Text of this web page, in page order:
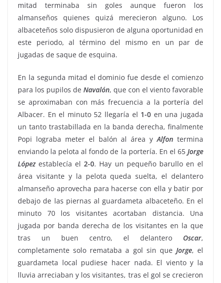
mitad terminaba sin goles aunque fueron los
almanseños quienes quizá merecieron alguno. Los
albaceteños solo dispusieron de alguna oportunidad en
este periodo, al término del mismo en un par de
jugadas de saque de esquina.
En la segunda mitad el dominio fue desde el comienzo
para los pupilos de Navalón, que con el viento favorable
se aproximaban con más frecuencia a la portería del
Albacer. En el minuto 52 llegaría el 1-0 en una jugada
un tanto trastabillada en la banda derecha, finalmente
Popi lograba meter el balón al área yAlfon termina
enviando la pelota al fondo de la portería. En el 65 Jorge
Lópezestablecía el2-0. Hay un pequeño barullo en el
área visitante y la pelota queda suelta, el delantero
almanseño aprovecha para hacerse con ella y batir por
debajo de las piernas al guardameta albaceteño. En el
minuto 70 los visitantes acortaban distancia. Una
jugada por banda derecha de los visitantes en la que
tras un buen centro, el delantero Oscar,
completamente solo remataba a gol sin que Jorge, el
guardameta local pudiese hacer nada. El viento y la
lluvia arreciaban y los visitantes, tras el gol se crecieron